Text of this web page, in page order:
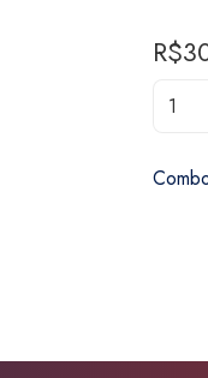
R$
Combo
-